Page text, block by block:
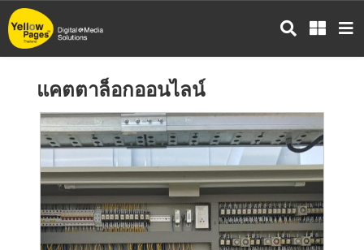
ข้าม
ไป
แคตตาล็อกออนไลน์